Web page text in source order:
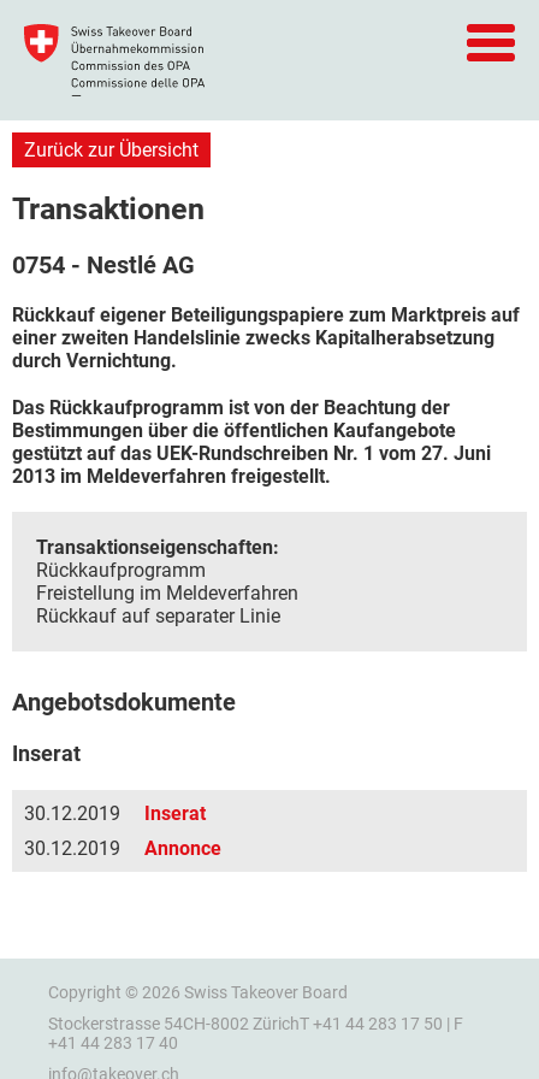
Zurück zur Übersicht
Transaktionen
0754 - Nestlé AG
Rückkauf eigener Beteiligungspapiere zum Marktpreis auf
einer zweiten Handelslinie zwecks Kapitalherabsetzung
durch Vernichtung.
Das Rückkaufprogramm ist von der Beachtung der
Bestimmungen über die öffentlichen Kaufangebote
gestützt auf das UEK-Rundschreiben Nr. 1 vom 27. Juni
2013 im Meldeverfahren freigestellt.
Transaktionseigenschaften:
Rückkaufprogramm
Freistellung im Meldeverfahren
Rückkauf auf separater Linie
Angebotsdokumente
Inserat
30.12.2019
Inserat
30.12.2019
Annonce
Copyright © 2026 Swiss Takeover Board
Stockerstrasse 54CH-8002 ZürichT +41 44 283 17 50 | F
+41 44 283 17 40
info@takeover.ch